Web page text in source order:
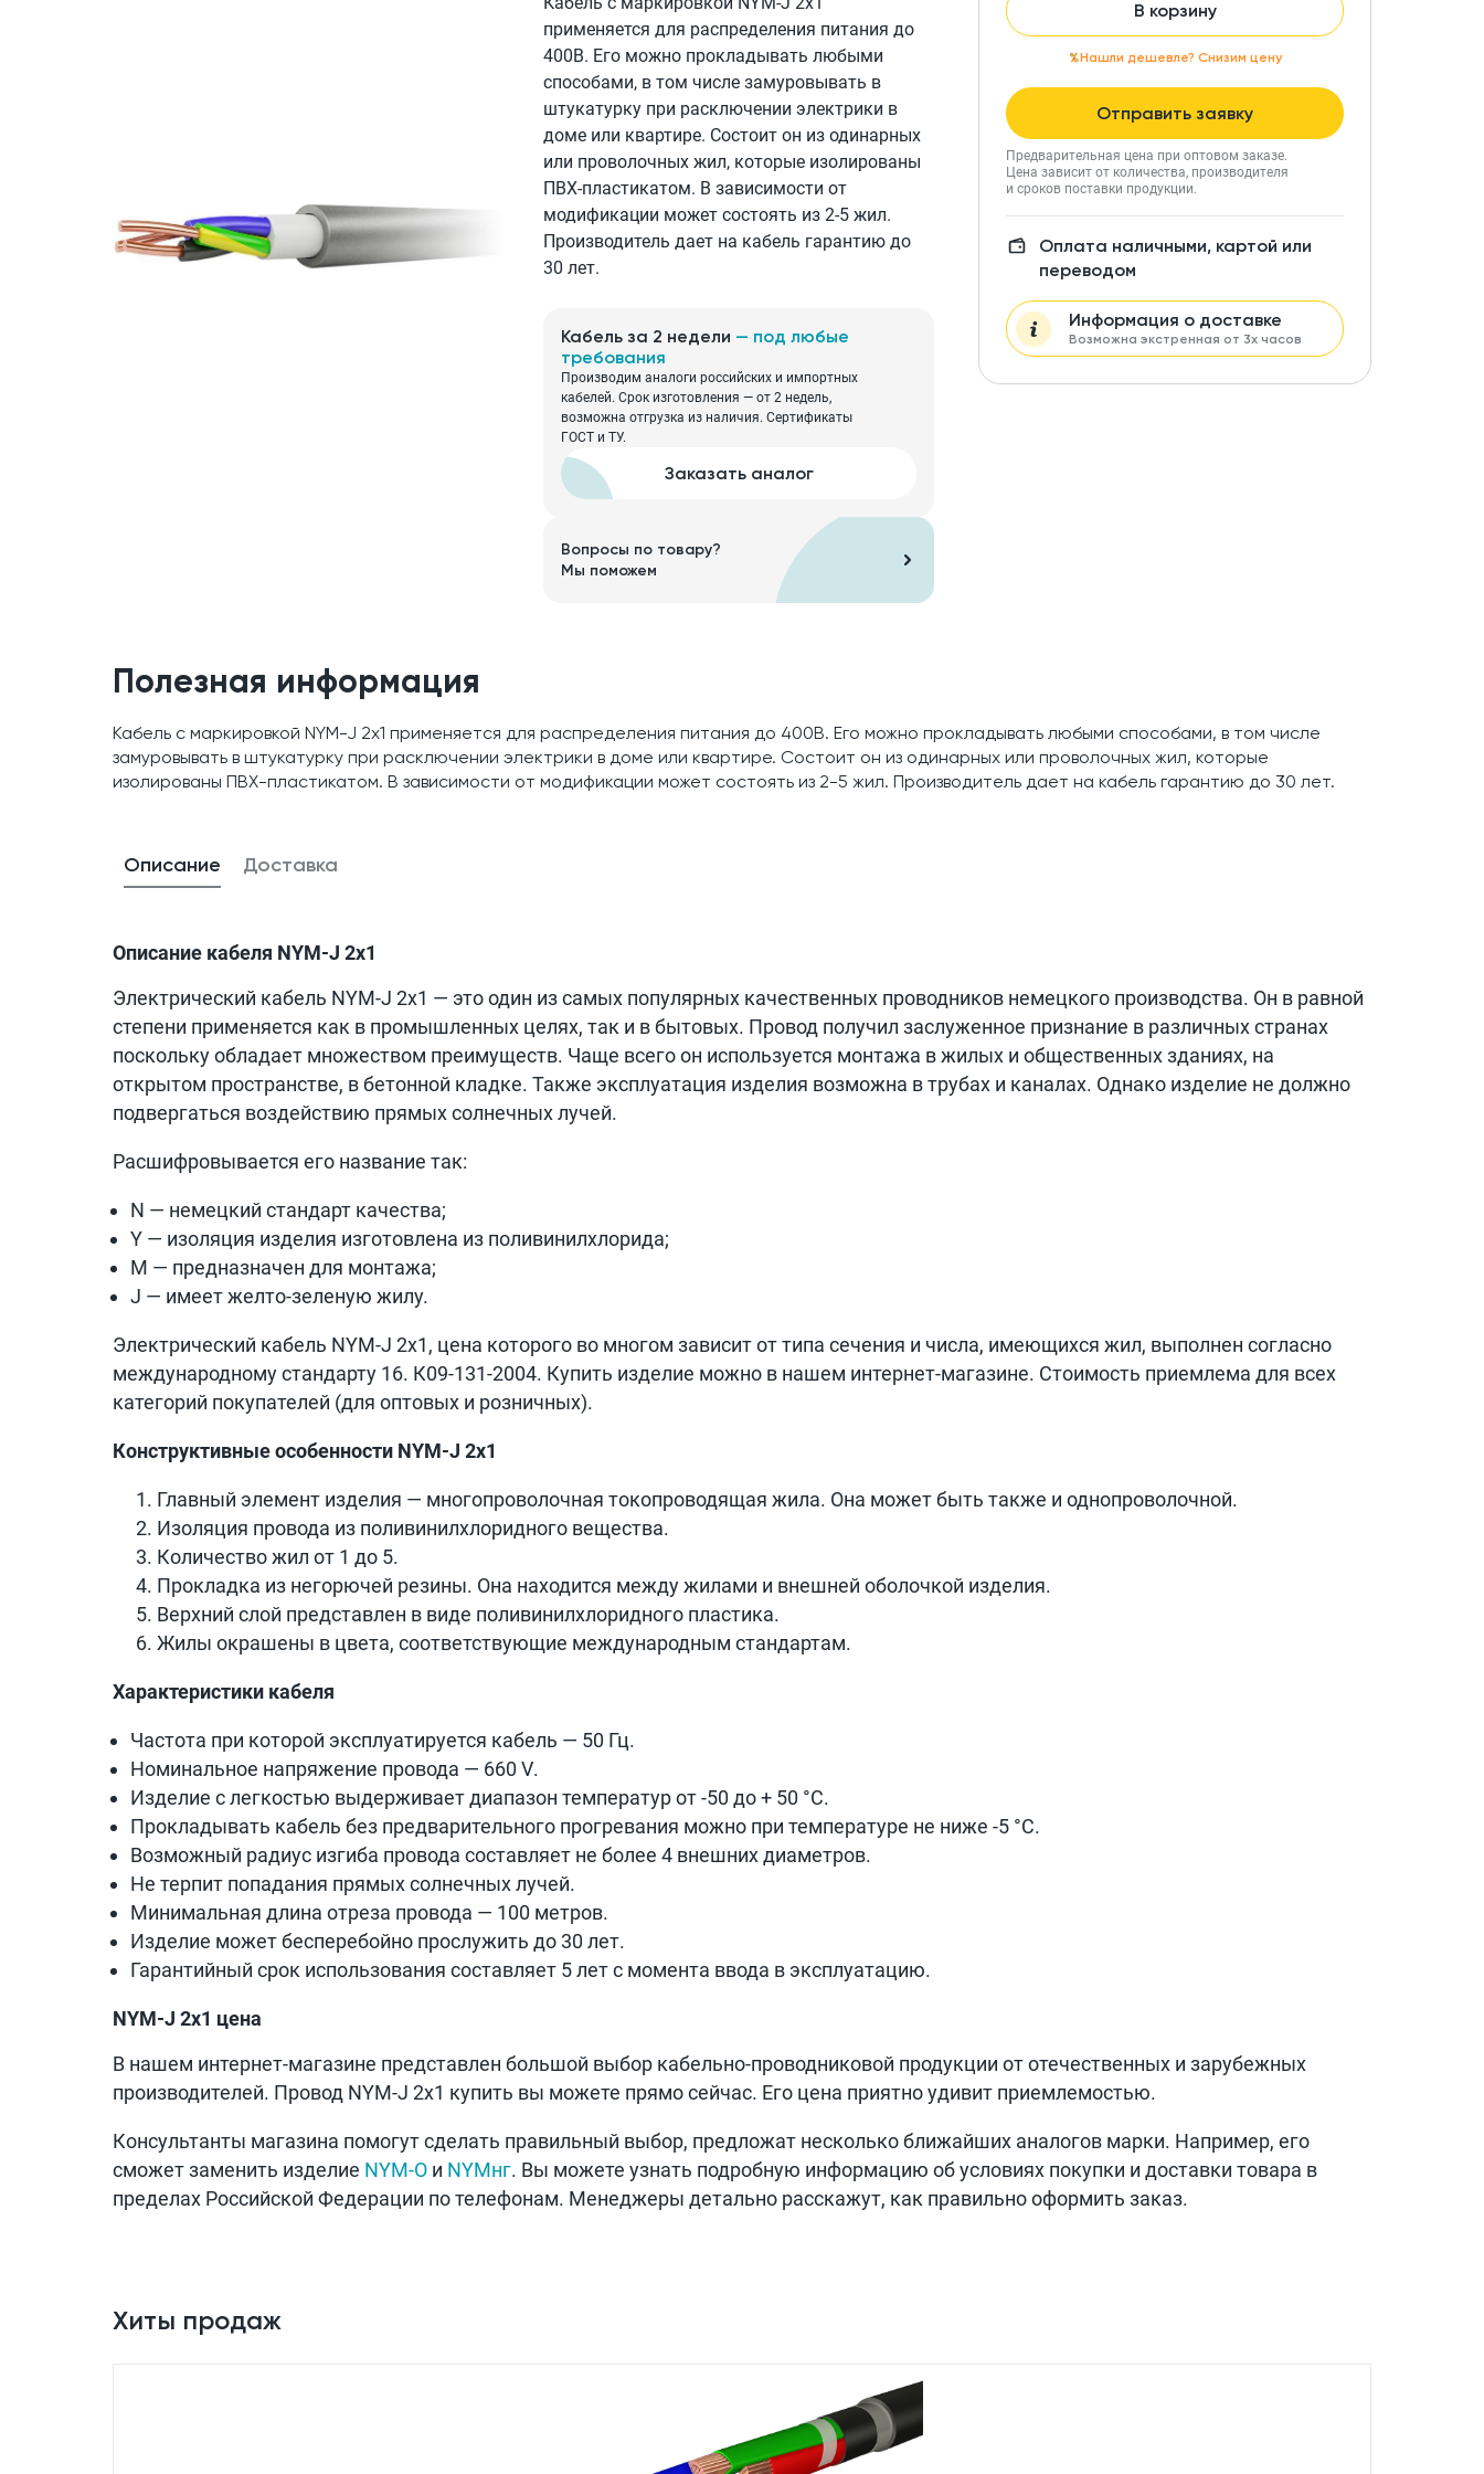
применяется для распределения питания до
400В. Его можно прокладывать любыми
способами, в том числе замуровывать в
штукатурку при расключении электрики в
доме или квартире. Состоит он из одинарных
или проволочных жил, которые изолированы
ПВХ-пластикатом. В зависимости от
модификации может состоять из 2-5 жил.
Производитель дает на кабель гарантию до
30 лет.
Кабель за 2 недели — под любые
требования
Производим аналоги российских и импортных
кабелей. Срок изготовления — от 2 недель,
возможна отгрузка из наличия. Сертификаты
ГОСТ и ТУ.
Заказать аналог
Вопросы по товару?
Мы поможем
В корзину
Нашли дешевле? Снизим цену
Отправить заявку
Предварительная цена при оптовом заказе.
Цена зависит от количества, производителя
и сроков поставки продукции.
Оплата наличными, картой или
переводом
Информация о доставке
Возможна экстренная от 3х часов
Полезная информация
Кабель с маркировкой NYM-J 2х1 применяется для распределения питания до 400В. Его можно прокладывать любыми способами, в том числе
замуровывать в штукатурку при расключении электрики в доме или квартире. Состоит он из одинарных или проволочных жил, которые
изолированы ПВХ-пластикатом. В зависимости от модификации может состоять из 2-5 жил. Производитель дает на кабель гарантию до 30 лет.
Описание Доставка
Описание кабеля NYM-J 2х1
Электрический кабель NYM-J 2х1 — это один из самых популярных качественных проводников немецкого производства. Он в равной
степени применяется как в промышленных целях, так и в бытовых. Провод получил заслуженное признание в различных странах
поскольку обладает множеством преимуществ. Чаще всего он используется монтажа в жилых и общественных зданиях, на
открытом пространстве, в бетонной кладке. Также эксплуатация изделия возможна в трубах и каналах. Однако изделие не должно
подвергаться воздействию прямых солнечных лучей.
Расшифровывается его название так:
N — немецкий стандарт качества;
Y — изоляция изделия изготовлена из поливинилхлорида;
M — предназначен для монтажа;
J — имеет желто-зеленую жилу.
Электрический кабель NYM-J 2х1, цена которого во многом зависит от типа сечения и числа, имеющихся жил, выполнен согласно
международному стандарту 16. К09-131-2004. Купить изделие можно в нашем интернет-магазине. Стоимость приемлема для всех
категорий покупателей (для оптовых и розничных).
Конструктивные особенности NYM-J 2х1
Главный элемент изделия — многопроволочная токопроводящая жила. Она может быть также и однопроволочной.
Изоляция провода из поливинилхлоридного вещества.
Количество жил от 1 до 5.
Прокладка из негорючей резины. Она находится между жилами и внешней оболочкой изделия.
Верхний слой представлен в виде поливинилхлоридного пластика.
Жилы окрашены в цвета, соответствующие международным стандартам.
Характеристики кабеля
Частота при которой эксплуатируется кабель — 50 Гц.
Номинальное напряжение провода — 660 V.
Изделие с легкостью выдерживает диапазон температур от -50 до + 50 °C.
Прокладывать кабель без предварительного прогревания можно при температуре не ниже -5 °C.
Возможный радиус изгиба провода составляет не более 4 внешних диаметров.
Не терпит попадания прямых солнечных лучей.
Минимальная длина отреза провода — 100 метров.
Изделие может бесперебойно прослужить до 30 лет.
Гарантийный срок использования составляет 5 лет с момента ввода в эксплуатацию.
NYM-J 2х1 цена
В нашем интернет-магазине представлен большой выбор кабельно-проводниковой продукции от отечественных и зарубежных
производителей. Провод NYM-J 2х1 купить вы можете прямо сейчас. Его цена приятно удивит приемлемостью.
Консультанты магазина помогут сделать правильный выбор, предложат несколько ближайших аналогов марки. Например, его
сможет заменить изделие NYM-O и NYMнг. Вы можете узнать подробную информацию об условиях покупки и доставки товара в
пределах Российской Федерации по телефонам. Менеджеры детально расскажут, как правильно оформить заказ.
Хиты продаж